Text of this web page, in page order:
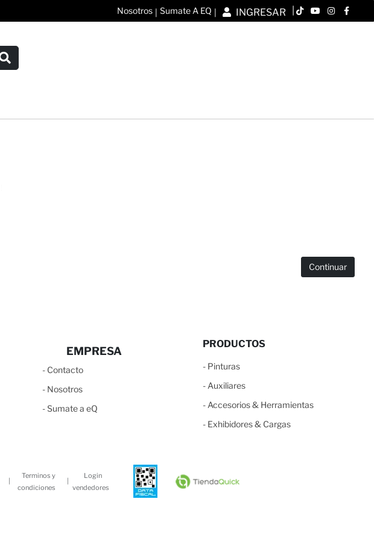
Nosotros | Sumate A EQ | INGRESAR
Continuar
EMPRESA
- Contacto
- Nosotros
-Sumate a eQ
PRODUCTOS
- Pinturas
- Auxiliares
- Accesorios & Herramientas
- Exhibidores & Cargas
|
Terminos y
condiciones
|
Login
vendedores